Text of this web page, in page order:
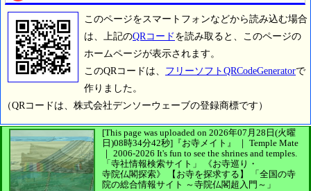
このページをスマートフォンなどから読み込む場合
は、上記のQRコード を読み取ると、このページの
ホームページが表示されます。
このQRコードは、 フリーソフトQRCodeGeneratorで
作りました。
（QRコードは、株式会社デンソーウェーブの登録商標です）
[This page was uploaded on 2026年07月28日(火曜
日)08時34分42秒] 『お寺メイト』 ｜ Temple Mate
｜ 2006-2026 It's fun to see the shrines and temples.
「寺社情報検索サイト」
《お寺巡り・
寺院仏閣探索》
【お寺を探求する】
「全国の寺
院の総合情報サイト ～寺院仏閣超入門～」